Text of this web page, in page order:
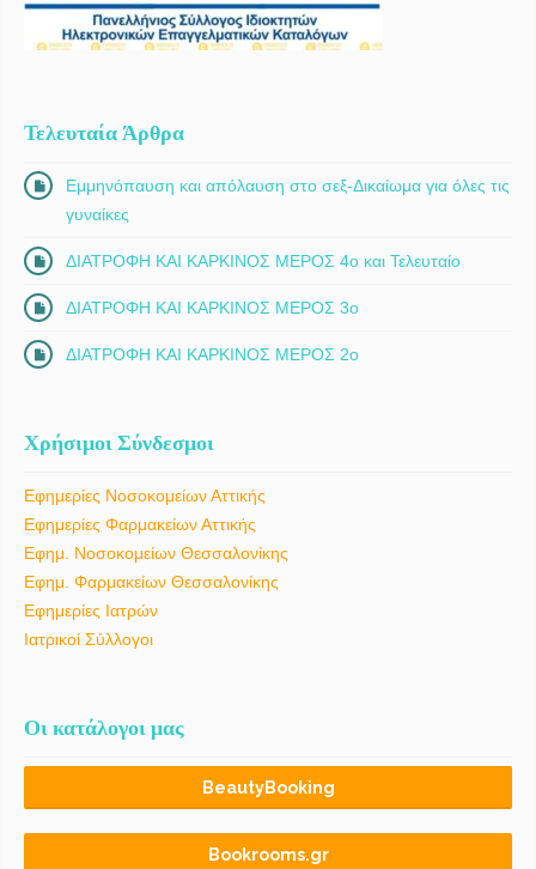
Τελευταία Άρθρα
Εμμηνόπαυση και απόλαυση στο σεξ-Δικαίωμα για όλες τις
γυναίκες
ΔΙΑΤΡΟΦΗ ΚΑΙ ΚΑΡΚΙΝΟΣ ΜΕΡΟΣ 4ο και Τελευταίο
ΔΙΑΤΡΟΦΗ ΚΑΙ ΚΑΡΚΙΝΟΣ ΜΕΡΟΣ 3ο
ΔΙΑΤΡΟΦΗ ΚΑΙ ΚΑΡΚΙΝΟΣ ΜΕΡΟΣ 2ο
Χρήσιμοι Σύνδεσμοι
Εφημερίες Νοσοκομείων Αττικής
Εφημερίες Φαρμακείων Αττικής
Εφημ. Νοσοκομείων Θεσσαλονίκης
Εφημ. Φαρμακείων Θεσσαλονίκης
Εφημερίες Ιατρών
Ιατρικοί Σύλλογοι
Οι κατάλογοι μας
BeautyBooking
Bookrooms.gr